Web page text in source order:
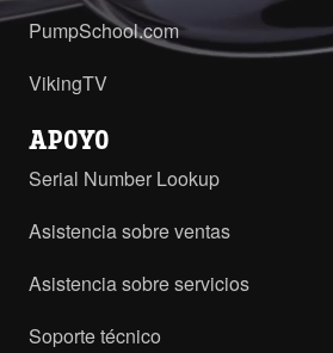
PumpSchool.com
VikingTV
APOYO
Serial Number Lookup
Asistencia sobre ventas
Asistencia sobre servicios
Soporte técnico